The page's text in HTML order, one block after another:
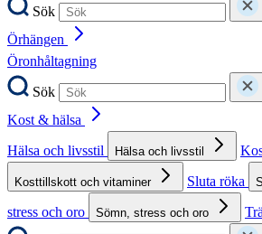
Sök
Örhängen
Öronhåltagning
Sök
Kost & hälsa
Hälsa och livsstil
Hälsa och livsstil
Kosttillskott och vitaminer Sluta röka
stress och oro
Sömn, stress och oro